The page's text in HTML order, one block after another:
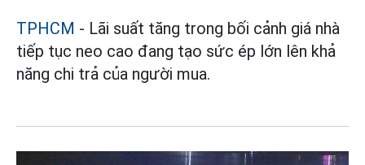
TPHCM - Lãi suất tăng trong bối cảnh giá nhà
tiếp tục neo cao đang tạo sức ép lớn lên khả
năng chi trả của người mua.